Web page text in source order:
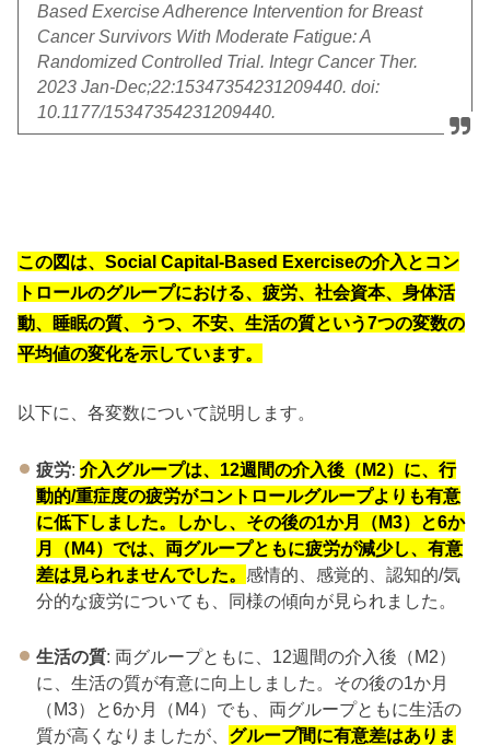
Based Exercise Adherence Intervention for Breast
Cancer Survivors With Moderate Fatigue: A
Randomized Controlled Trial. Integr Cancer Ther.
2023 Jan-Dec;22:15347354231209440. doi:
10.1177/15347354231209440.
この図は、Social Capital-Based Exerciseの介入とコン
トロールのグループにおける、疲労、社会資本、身体活
動、睡眠の質、うつ、不安、生活の質という7つの変数の
平均値の変化を示しています。
以下に、各変数について説明します。
疲労: 介入グループは、12週間の介入後（M2）に、行
動的/重症度の疲労がコントロールグループよりも有意
に低下しました。しかし、その後の1か月（M3）と6か
月（M4）では、両グループともに疲労が減少し、有意
差は見られませんでした。 感情的、感覚的、認知的/気
分的な疲労についても、同様の傾向が見られました。
生活の質: 両グループともに、12週間の介入後（M2）
に、生活の質が有意に向上しました。その後の1か月
（M3）と6か月（M4）でも、両グループともに生活の
質が高くなりましたが、 グループ間に有意差はありま